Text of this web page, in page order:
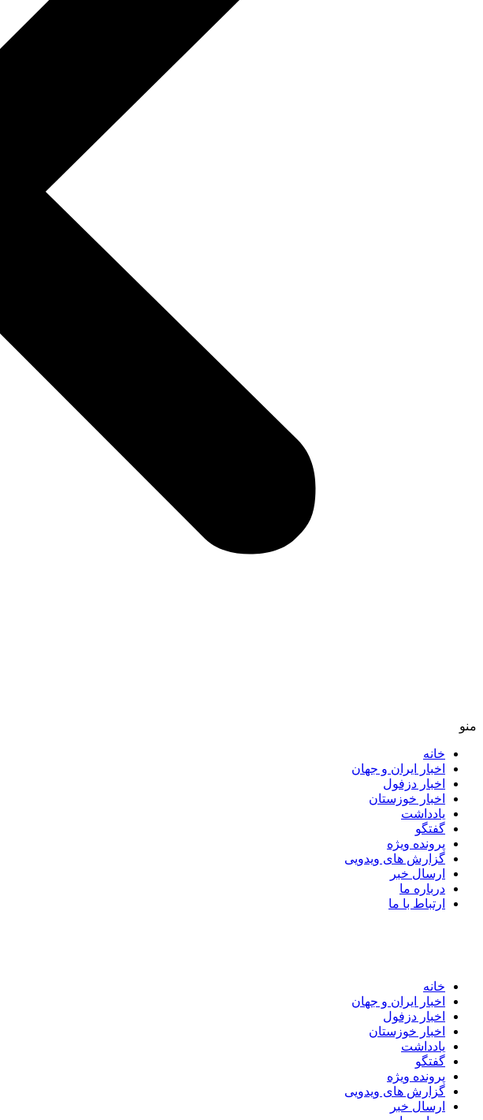
منو
خانه
اخبار ایران و جهان
اخبار دزفول
اخبار خوزستان
یادداشت
گفتگو
پرونده ویژه
گزارش های ویدویی
ارسال خبر
درباره ما
ارتباط با ما
خانه
اخبار ایران و جهان
اخبار دزفول
اخبار خوزستان
یادداشت
گفتگو
پرونده ویژه
گزارش های ویدویی
ارسال خبر